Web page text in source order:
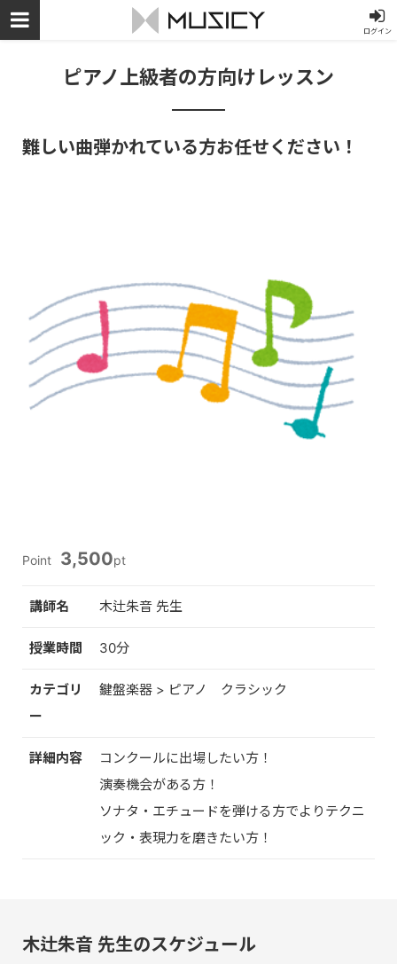
ログイン
ピアノ上級者の方向けレッスン
難しい曲弾かれている方お任せください！
Point 3,500pt
講師名 木辻朱音 先生
授業時間 30分
カテゴリ
ー
鍵盤楽器 > ピアノ クラシック
詳細内容
コンクールに出場したい方！
演奏機会がある方！
ソナタ・エチュードを弾ける方でよりテクニ
ック・表現力を磨きたい方！
木辻朱音 先生のスケジュール